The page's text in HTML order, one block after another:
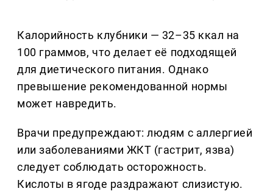
Калорийность клубники — 32–35 ккал на
100 граммов, что делает её подходящей
для диетического питания. Однако
превышение рекомендованной нормы
может навредить.
Врачи предупреждают: людям с аллергией
или заболеваниями ЖКТ (гастрит, язва)
следует соблюдать осторожность.
Кислоты в ягоде раздражают слизистую.